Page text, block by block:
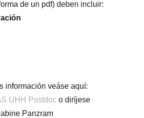
de un pdf) deben incluir:
información veáse aquí:
UHH Postdoc o diríjese
Panzram